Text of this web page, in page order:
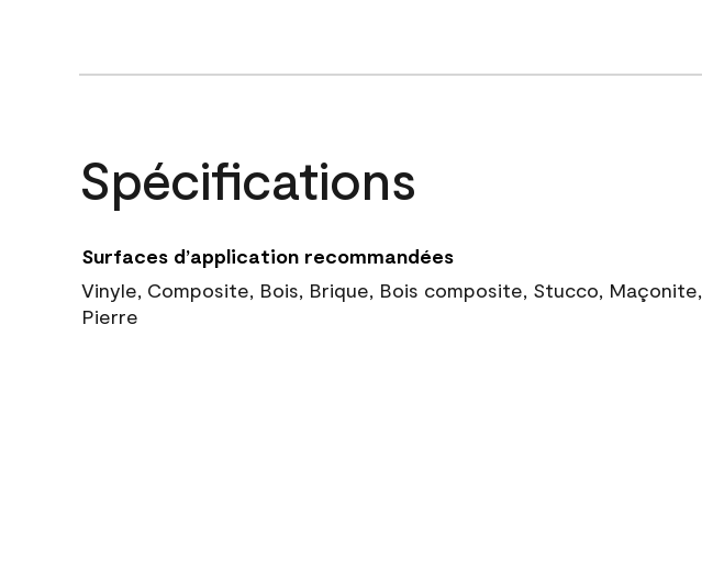
Spécifications
Surfaces d’application recommandées
Vinyle, Composite, Bois, Brique, Bois composite, Stucco, Maçonite,
Pierre